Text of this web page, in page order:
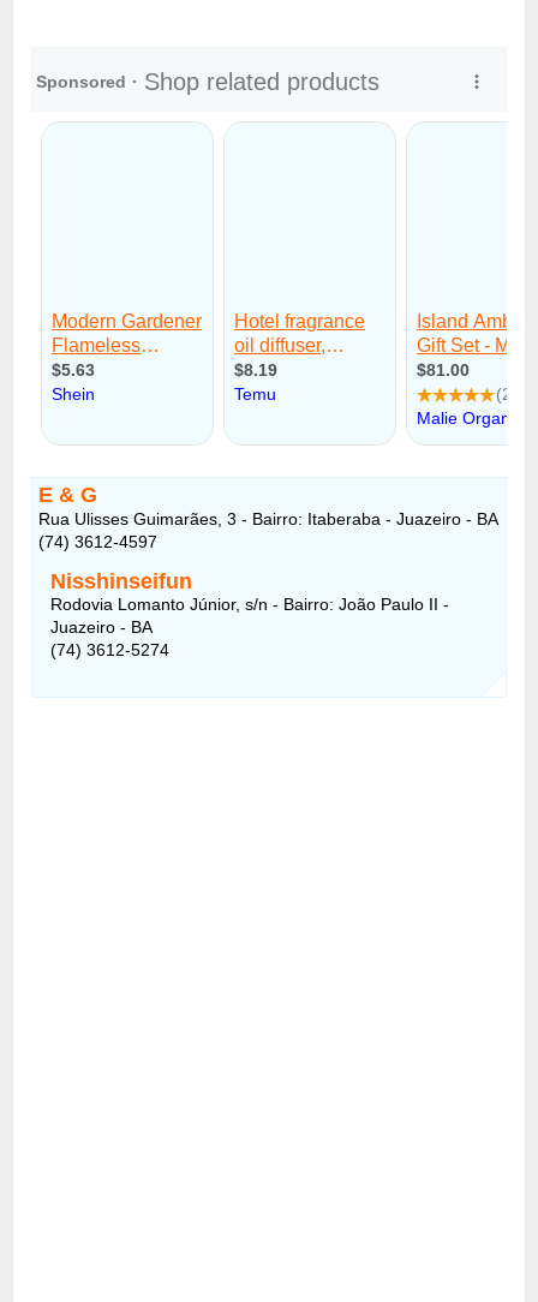
E & G
Rua Ulisses Guimarães, 3 - Bairro: Itaberaba - Juazeiro - BA
(74) 3612-4597
Nisshinseifun
Rodovia Lomanto Júnior, s/n - Bairro: João Paulo II -
Juazeiro - BA
(74) 3612-5274